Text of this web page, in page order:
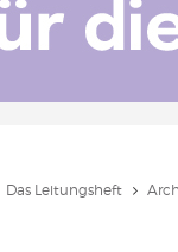
Das Leitungsheft